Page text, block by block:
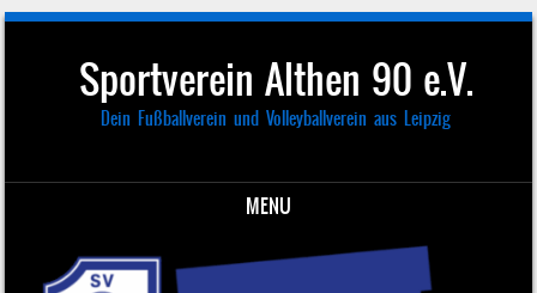
Sportverein Althen 90 e.V.
Dein Fußballverein und Volleyballverein aus Leipzig
MENU